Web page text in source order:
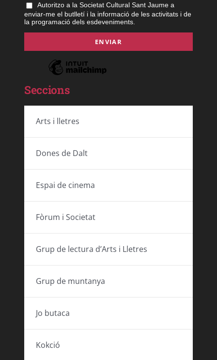
Autoritzo a la Societat Cultural Sant Jaume a
enviar-me el butlletí i la informació de les activitats i de
la programació dels esdeveniments.
Seccions
Arts i lletres
Dones de Dalt
Espai de cinema
Fòrum i Societat
Grup de lectura d’Arts i Lletres
Grup de muntanya
Jo butaca
Kokció